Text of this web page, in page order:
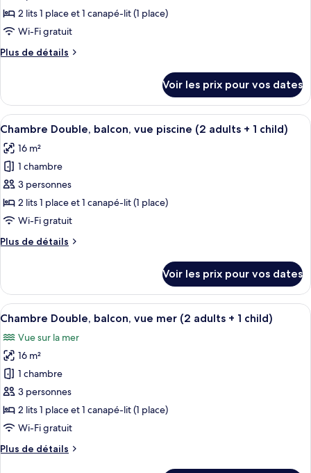
piscine
ce
type
chambre :
balcon
(2
adults
+
Child)
2 lits 1 place et 1 canapé-lit (1 place)
Wi-Fi gratuit
Plus de détails
Plus
le
type
de
Chambre
Double,
(2
adults
Child)
Voir les prix pour vos dates
Afficher
toutes
les
photos
pour
ce
type
chambre :
balcon,
vue
(2
adults
+
1
child)
Un balcon offrant une vue sur une
6
Chambre Double, balcon, vue piscine (2 adults + 1 child)
16 m²
1 chambre
3 personnes
2 lits 1 place et 1 canapé-lit (1 place)
Wi-Fi gratuit
Plus de détails
Plus
le
type
de
Chambre
Double,
balcon,
vue
piscine
(2
adults
+
child)
Voir les prix pour vos dates
Afficher
toutes
les
photos
pour
ce
type
de
chambre :
Chambre
Une chambre d’hôtel avec un
7
Chambre Double, balcon, vue mer (2 adults + 1 child)
Vue sur la mer
16 m²
1 chambre
3 personnes
2 lits 1 place et 1 canapé-lit (1 place)
Wi-Fi gratuit
Plus de détails
Plus